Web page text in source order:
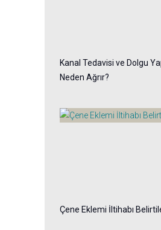
Kanal Tedavisi ve Dolgu
Neden Ağrır?
Çene Eklemi İltihabı